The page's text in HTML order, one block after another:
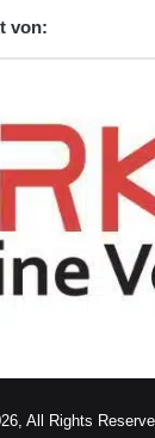
von:
All Rights